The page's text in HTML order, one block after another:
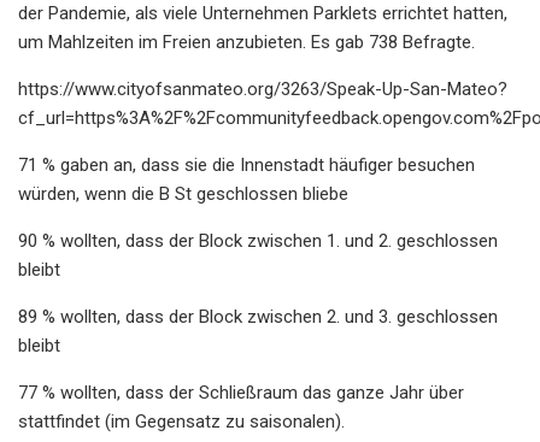
der Pandemie, als viele Unternehmen Parklets errichtet hatten,
um Mahlzeiten im Freien anzubieten. Es gab 738 Befragte.
https://www.cityofsanmateo.org/3263/Speak-Up-San-Mateo?
71 % gaben an, dass sie die Innenstadt häufiger besuchen
würden, wenn die B St geschlossen bliebe
90 % wollten, dass der Block zwischen 1. und 2. geschlossen
bleibt
89 % wollten, dass der Block zwischen 2. und 3. geschlossen
bleibt
77 % wollten, dass der Schließraum das ganze Jahr über
stattfindet (im Gegensatz zu saisonalen).